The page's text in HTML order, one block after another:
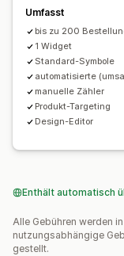
Umfasst
bis zu 200
1 Widget
Standard-Symbole
automatisierte
manuelle Zähler
Produkt-Targeting
Design-Editor
Enthält automatisch
Alle Gebühren werden
nutzungsabhängige
gestellt.